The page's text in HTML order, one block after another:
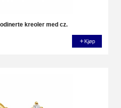
kreoler med cz.
Kjøp